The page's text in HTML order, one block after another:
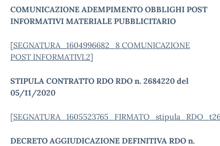
COMUNICAZIONE ADEMPIMENTO OBBLIGHI POST
INFORMATIVI MATERIALE PUBBLICITARIO
[SEGNATURA_1604996682_8 COMUNICAZIONE
POST INFORMATIVI.2]
STIPULA CONTRATTO RDO RDO n. 2684220 del
05/11/2020
[
DECRETO AGGIUDICAZIONE DEFINITIVA RDO n.